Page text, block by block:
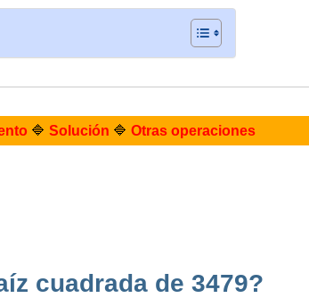
🔷 Solución 🔷 Otras operaciones
cuadrada de 3479?